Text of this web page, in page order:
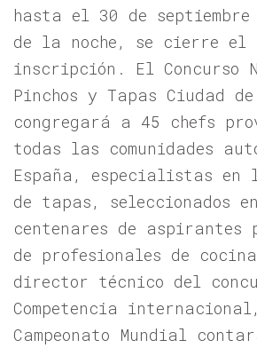
hasta el 30 de
de la noche, se cierre el
inscripción. El Concurso
Pinchos y Tapas Ciudad
congregará a 45 chefs
todas las comunidades
España, especialistas en
de tapas, seleccionados
centenares de aspirantes
de profesionales de
director técnico del
Competencia
Campeonato Mundial